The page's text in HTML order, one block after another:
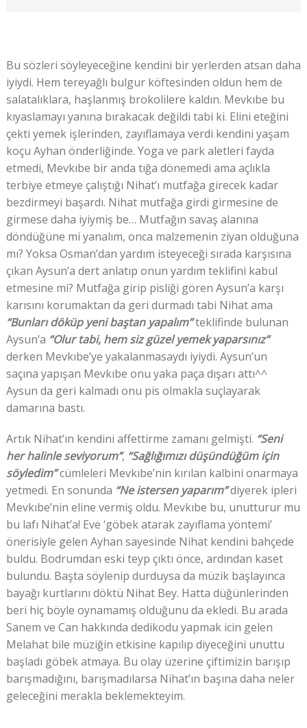
Bu sözleri söyleyeceğine kendini bir yerlerden atsan daha
iyiydi. Hem tereyağlı bulgur köftesinden oldun hem de
salatalıklara, haşlanmış brokolilere kaldın. Mevkıbe bu
kıyaslamayı yanına bırakacak değildi tabi ki. Elini eteğini
çekti yemek işlerinden, zayıflamaya verdi kendini yaşam
koçu Ayhan önderliğinde. Yoga ve park aletleri fayda
etmedi, Mevkıbe bir anda tığa dönemedi ama açlıkla
terbiye etmeye çalıştığı Nihat’ı mutfağa girecek kadar
bezdirmeyi başardı. Nihat mutfağa girdi girmesine de
girmese daha iyiymiş be… Mutfağın savaş alanına
döndüğüne mi yanalım, onca malzemenin ziyan olduğuna
mı? Yoksa Osman’dan yardım isteyeceği sırada karşısına
çıkan Aysun’a dert anlatıp onun yardım teklifini kabul
etmesine mi? Mutfağa girip pisliği gören Aysun’a karşı
karısını korumaktan da geri durmadı tabi Nihat ama
“Bunları döküp yeni baştan yapalım”teklifinde bulunan
Aysun’a “Olur tabi, hem siz güzel yemek yaparsınız”
derken Mevkıbe’ye yakalanmasaydı iyiydi. Aysun’un
saçına yapışan Mevkıbe onu yaka paça dışarı attı^^
Aysun da geri kalmadı onu pis olmakla suçlayarak
damarına bastı.
Artık Nihat’ın kendini affettirme zamanı gelmişti. “Seni
her halinle seviyorum”, “Sağlığımızı düşündüğüm için
söyledim”cümleleri Mevkıbe’nin kırılan kalbini onarmaya
yetmedi. En sonunda “Ne istersen yaparım”diyerek ipleri
Mevkıbe’nin eline vermiş oldu. Mevkıbe bu, unutturur mu
bu lafı Nihat’a! Eve ‘göbek atarak zayıflama yöntemi’
önerisiyle gelen Ayhan sayesinde Nihat kendini bahçede
buldu. Bodrumdan eski teyp çıktı önce, ardından kaset
bulundu. Başta söylenip durduysa da müzik başlayınca
bayağı kurtlarını döktü Nihat Bey. Hatta düğünlerinden
beri hiç böyle oynamamış olduğunu da ekledi. Bu arada
Sanem ve Can hakkında dedikodu yapmak icin gelen
Melahat bile müziğin etkisine kapılıp diyeceğini unuttu
başladı göbek atmaya. Bu olay üzerine çiftimizin barışıp
barışmadığını, barışmadılarsa Nihat’ın başına daha neler
geleceğini merakla beklemekteyim.